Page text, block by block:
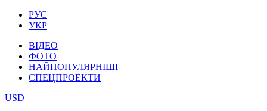
РУС
УКР
ВІДЕО
ФОТО
НАЙПОПУЛЯРНІШІ
СПЕЦПРОЕКТИ
USD